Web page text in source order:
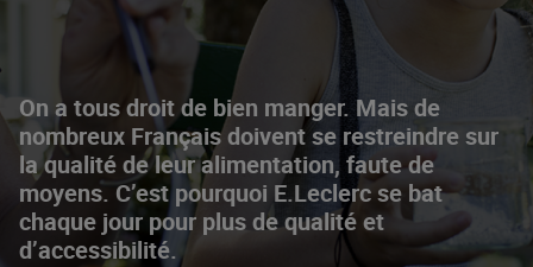
On a tous droit de bien manger. Mais de
nombreux Français doivent se restreindre sur
la qualité de leur alimentation, faute de
moyens. C’est pourquoi E.Leclerc se bat
chaque jour pour plus de qualité et
d’accessibilité.